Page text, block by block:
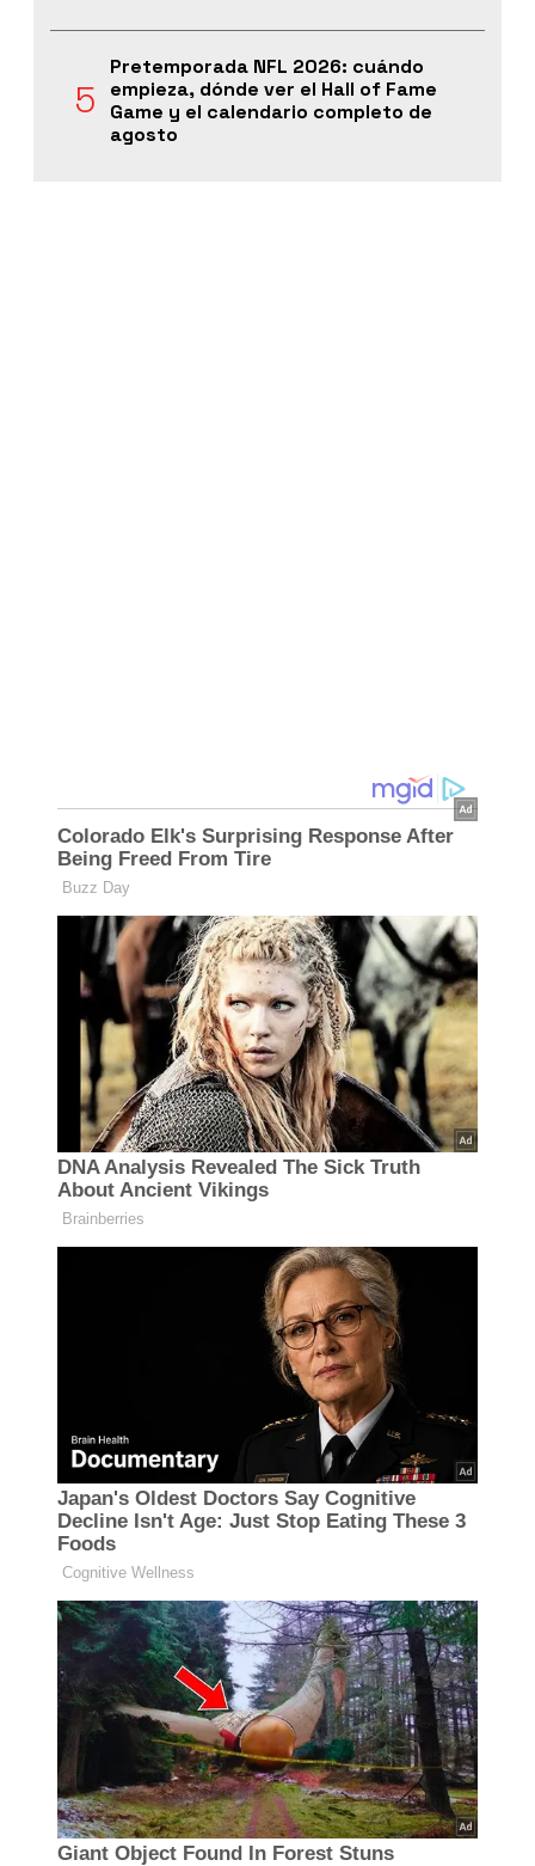
Pretemporada NFL 2026: cuándo
empieza, dónde ver el Hall of Fame
Game y el calendario completo de
agosto